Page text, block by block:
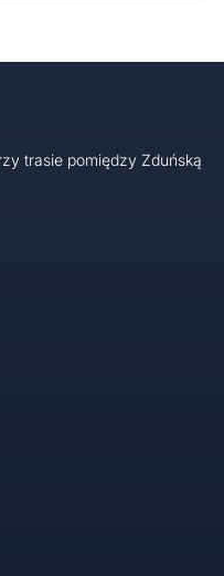
trasie pomiędzy Zduńską